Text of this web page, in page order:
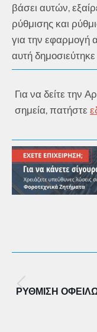
βάσει αυτών,
ρύθμισης και
για την εφαρμογή
αυτή
Για να δείτε την
σημεία, πατήστε
NAVIGATION
ΡΎΘΜΙΣΗ